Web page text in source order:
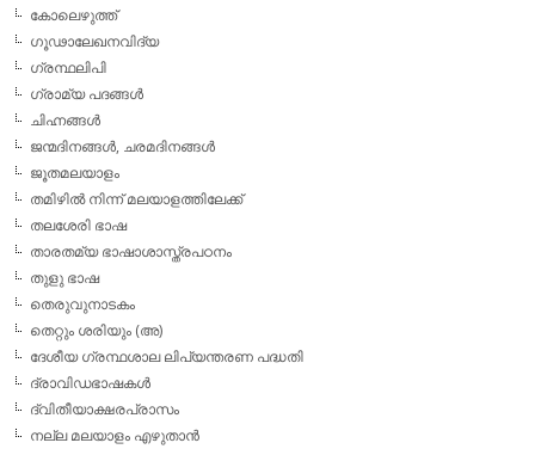
കോലെഴുത്ത്
ഗൂഢാലേഖനവിദ്യ
ഗ്രന്ഥലിപി
ഗ്രാമ്യ പദങ്ങള്‍
ചിഹ്നങ്ങള്‍
ജന്മദിനങ്ങള്‍, ചരമദിനങ്ങള്‍
ജൂതമലയാളം
തമിഴില്‍ നിന്ന് മലയാളത്തിലേക്ക്
തലശേരി ഭാഷ
താരതമ്യ ഭാഷാശാസ്ത്രപഠനം
തുളു ഭാഷ
തെരുവുനാടകം
തെറ്റും ശരിയും (അ)
ദേശീയ ഗ്രന്ഥശാല ലിപ്യന്തരണ പദ്ധതി
ദ്രാവിഡഭാഷകള്‍
ദ്വിതീയാക്ഷരപ്രാസം
നല്ല മലയാളം എഴുതാന്‍